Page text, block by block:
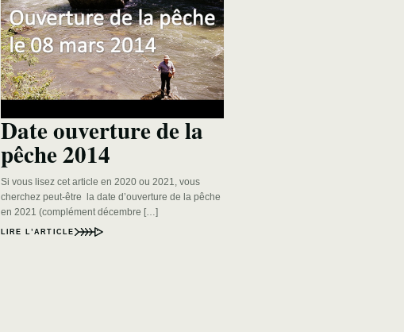
Date ouverture de la
pêche 2014
Si vous lisez cet article en 2020 ou 2021, vous
cherchez peut-être la date d’ouverture de la pêche
en 2021 (complément décembre […]
LIRE L’ARTICLE